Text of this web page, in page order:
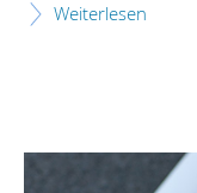
Weiterlesen